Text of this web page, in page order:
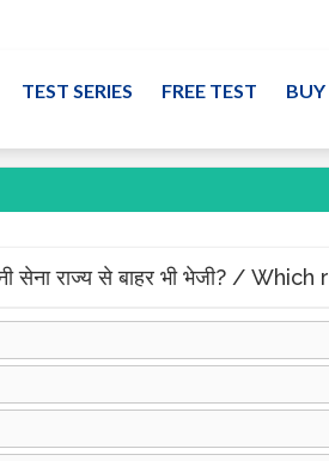
TEST SERIES FREE TEST
सेना राज्य से बाहर भी भेजी? /